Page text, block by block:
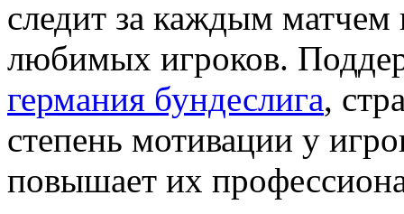
следит за каждым матчем
любимых игроков.
германия бундеслига,
степень мотивации у
повышает их